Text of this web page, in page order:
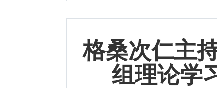
格桑次仁主
组理论学